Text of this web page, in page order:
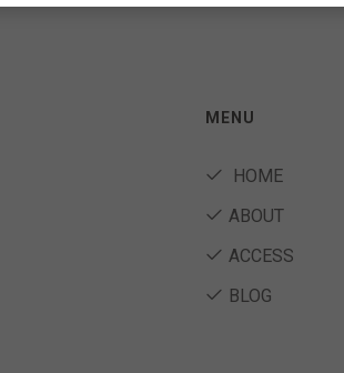
MENU
HOME
ABOUT
ACCESS
BLOG